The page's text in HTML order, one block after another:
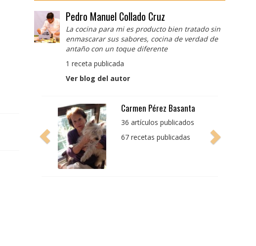
Pedro Manuel Collado Cruz
La cocina para mi es producto bien tratado sin
enmascarar sus sabores, cocina de verdad de
antaño con un toque diferente
1 receta publicada
Ver blog del autor
Pedro Manuel Collado
Cruz
producto bien tratado